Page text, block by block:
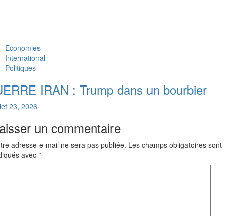
Economies
International
Politiques
IRAN : Trump dans un bourbier
23, 2026
un commentaire
adresse e-mail ne sera pas publiée. Les champs obligatoires sont
avec *